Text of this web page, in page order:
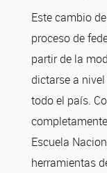
Este cambio
proceso de
partir de la
dictarse a
todo el país.
Escuela
herramientas